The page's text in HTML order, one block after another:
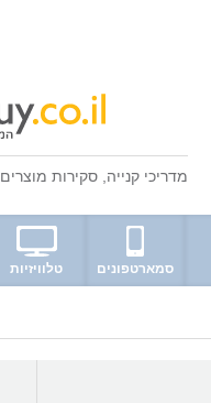
מדריכי קנייה סקירות מוצרים
סמארטפונים טלוויזיות